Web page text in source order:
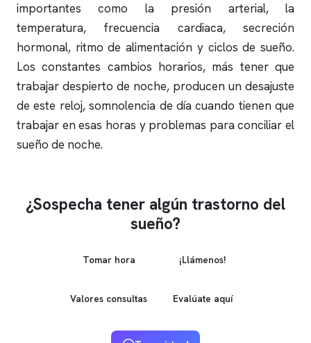
importantes como la presión arterial, la
temperatura, frecuencia cardiaca, secreción
hormonal, ritmo de alimentación y ciclos de sueño.
Los constantes cambios horarios, más tener que
trabajar despierto de noche, producen un desajuste
de este reloj, somnolencia de día cuando tienen que
trabajar en esas horas y problemas para conciliar el
sueño de noche.
¿Sospecha tener algún trastorno del
sueño?
Tomar hora ¡Llámenos!
Valores consultas Evalúate aquí